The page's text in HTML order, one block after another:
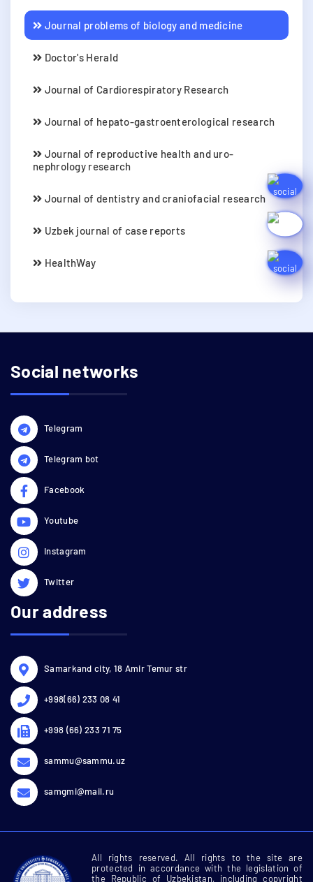
Journal problems of biology and medicine
Doctor's Herald
Journal of Cardiorespiratory Research
Journal of hepato-gastroenterological research
Journal of reproductive health and uro-
nephrology research
Journal of dentistry and craniofacial research
Uzbek journal of case reports
HealthWay
Social networks
Telegram
Telegram bot
Facebook
Youtube
Instagram
Twitter
Our address
Samarkand city, 18 Amir Temur str
+998(66) 233 08 41
+998 (66) 233 71 75
sammu@sammu.uz
samgmi@mail.ru
All rights reserved. All rights to the site are
protected in accordance with the legislation of
the Republic of Uzbekistan, including copyright